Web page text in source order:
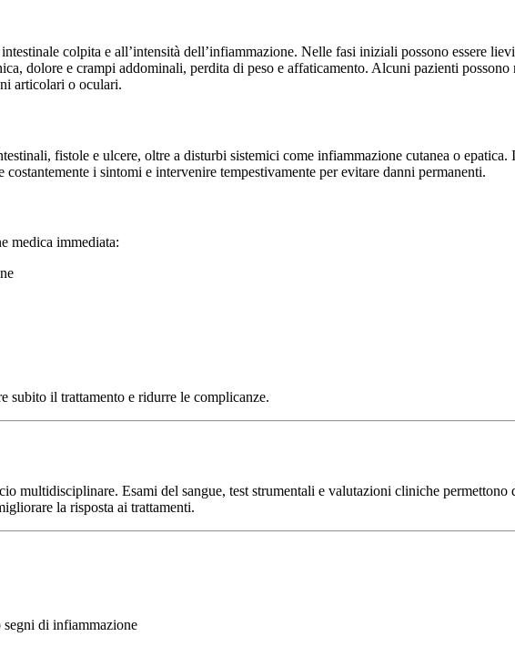
colpita e all’intensità dell’infiammazione. Nelle fasi iniziali possono essere
dolore e crampi addominali, perdita di peso e affaticamento. Alcuni pazienti
articolari o oculari.
fistole e ulcere, oltre a disturbi sistemici come infiammazione cutanea o
i sintomi e intervenire tempestivamente per evitare danni permanenti.
medica immediata:
subito il trattamento e ridurre le complicanze.
multidisciplinare. Esami del sangue, test strumentali e valutazioni cliniche
la risposta ai trattamenti.
di infiammazione